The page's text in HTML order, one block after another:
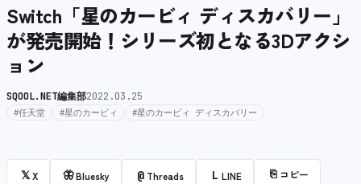
Switch「星のカービィ ディスカバリー」
が発売開始！シリーズ初となる3Dアクシ
ョン
SQOOL.NET編集部2022.03.25
#任天堂 #星のカービィ #星のカービィ ディスカバリー
𝕏X 🦋Bluesky @ Threads L LINE ⎘ コピー